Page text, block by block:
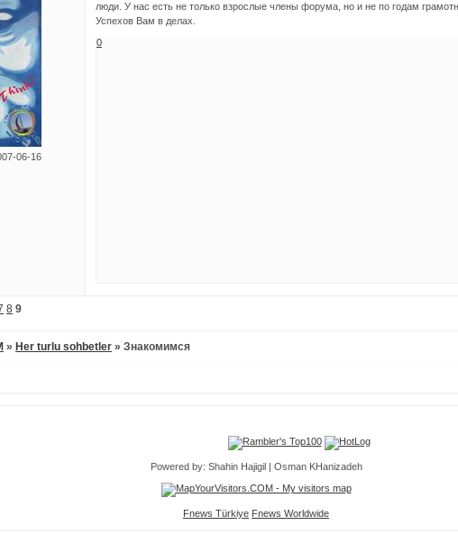
06-16
люди. У нас есть не только взрослые члены форума, но и не по годам
Успехов Вам в делах.
0
8 9
»Her turlu sohbetler »Знакомимся
Powered by: Shahin Hajigil | Osman KHanizadeh
Fnews Türkiye Fnews Worldwide